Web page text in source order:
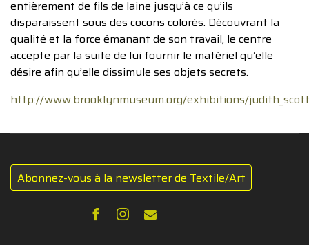
entièrement de fils de laine jusqu’à ce qu’ils
disparaissent sous des cocons colorés. Découvrant la
qualité et la force émanant de son travail, le centre
accepte par la suite de lui fournir le matériel qu’elle
désire afin qu’elle dissimule ses objets secrets.
http://www.brooklynmuseum.org/exhibitions/
Abonnez-vous à la newsletter de Textile/Art